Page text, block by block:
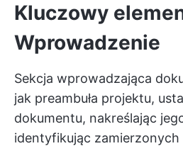
Kluczowy
Wprowadzenie
Sekcja wprowadzająca
jak preambuła projektu,
dokumentu, nakreślając
identyfikując zamierzonych